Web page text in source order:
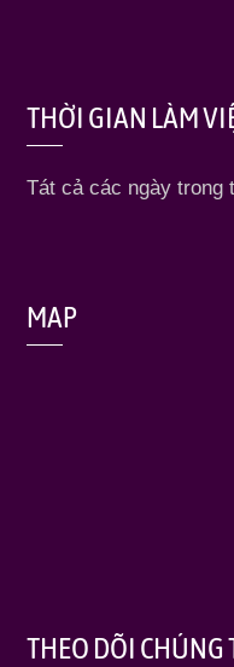
THỜI GIAN LÀM
Tát cả các ngày trong
MAP
THEO DÕI CHÚNG